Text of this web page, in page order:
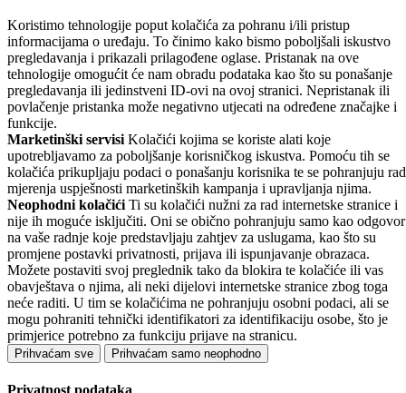
Koristimo tehnologije poput kolačića za pohranu i/ili pristup
informacijama o uređaju. To činimo kako bismo poboljšali iskustvo
pregledavanja i prikazali prilagođene oglase. Pristanak na ove
tehnologije omogućit će nam obradu podataka kao što su ponašanje
pregledavanja ili jedinstveni ID-ovi na ovoj stranici. Nepristanak ili
povlačenje pristanka može negativno utjecati na određene značajke i
funkcije.
Marketinški servisi Kolačići kojima se koriste alati koje
upotrebljavamo za poboljšanje korisničkog iskustva. Pomoću tih se
kolačića prikupljaju podaci o ponašanju korisnika te se pohranjuju
mjerenja uspješnosti marketinških kampanja i upravljanja njima.
Neophodni kolačići Ti su kolačići nužni za rad internetske stranice i
nije ih moguće isključiti. Oni se obično pohranjuju samo kao odgovor
na vaše radnje koje predstavljaju zahtjev za uslugama, kao što su
promjene postavki privatnosti, prijava ili ispunjavanje obrazaca.
Možete postaviti svoj preglednik tako da blokira te kolačiće ili vas
obavještava o njima, ali neki dijelovi internetske stranice zbog toga
neće raditi. U tim se kolačićima ne pohranjuju osobni podaci, ali se
mogu pohraniti tehnički identifikatori za identifikaciju osobe, što je
primjerice potrebno za funkciju prijave na stranicu.
Prihvaćam sve Prihvaćam samo neophodno